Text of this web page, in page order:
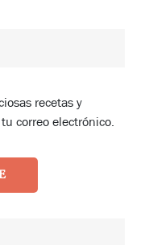
recetas y
correo electrónico.